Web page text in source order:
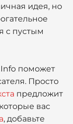
идея, но
с пустым
поможет
Просто
предложит
вас
, добавьте